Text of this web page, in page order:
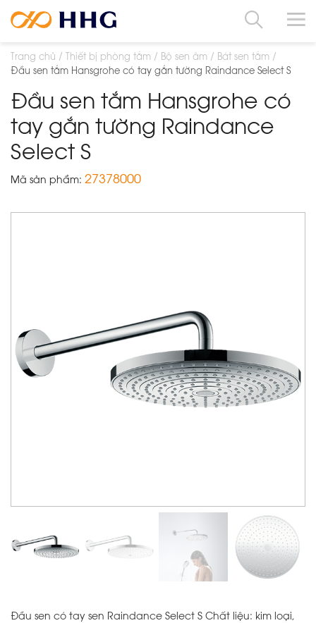
Trang chủ Thiết bị phòng tắm Bộ sen âm
Bát sen tắm
Đầu sen tắm Hansgrohe có tay gắn tường Raindance Select S
Đầu sen tắm Hansgrohe có
tay gắn tường Raindance
Select S
Mã sản phẩm: 27378000
Đầu sen có tay sen Raindance Select S Chất liệu: kim loại,